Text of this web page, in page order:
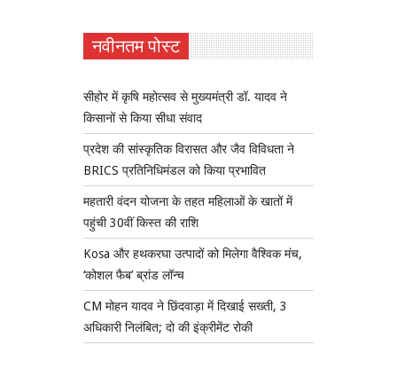
नवीनतम पोस्ट
सीहोर में कृषि महोत्सव से मुख्यमंत्री डॉ. यादव ने
किसानों से किया सीधा संवाद
प्रदेश की सांस्कृतिक विरासत और जैव विविधता ने
BRICS प्रतिनिधिमंडल को किया प्रभावित
महतारी वंदन योजना के तहत महिलाओं के खातों में
पहुंची 30वीं किस्त की राशि
Kosa और हथकरघा उत्पादों को मिलेगा वैश्विक मंच,
‘कोशल फैब’ ब्रांड लॉन्च
CM मोहन यादव ने छिंदवाड़ा में दिखाई सख्ती, 3
अधिकारी निलंबित; दो की इंक्रीमेंट रोकी